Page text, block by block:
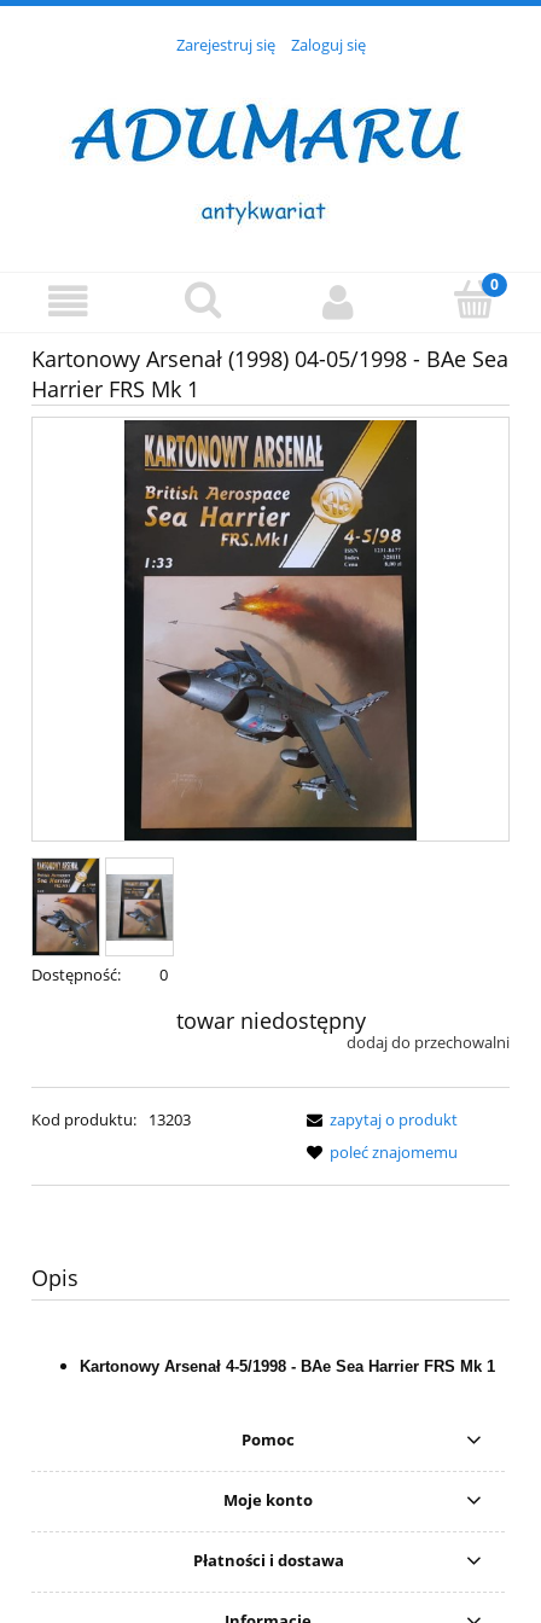
Zarejestruj się Zaloguj się
Kartonowy Arsenał (1998) 04-05/1998 - BAe Sea
Harrier FRS Mk 1
Dostępność: 0
towar niedostępny
dodaj do przechowalni
Kod produktu: 13203
zapytaj o produkt
poleć znajomemu
Opis
Kartonowy Arsenał 4-5/1998 - BAe Sea Harrier FRS Mk 1
Pomoc
Moje konto
Płatności i dostawa